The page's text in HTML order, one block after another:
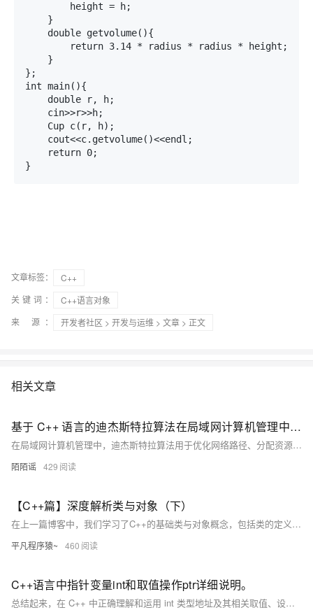
        height = h;
    }
    double getvolume(){
        return 3.14 * radius * radius * height;
    }
};
int main(){
    double r, h;
    cin>>r>>h;
    Cup c(r, h);
    cout<<c.getvolume()<<endl;
    return 0;
}
文章标签：
C++
关键词：
C++语言对象
来 源：
开发者社区 > 开发与运维 > 文章 > 正文
相关文章
基于 C++ 语言的迪杰斯特拉算法在局域网计算机管理中的应用剖析
在局域网计算机管理中，迪杰斯特拉算法用于优化网络路径、分配资源和定位故障节点，确保高效稳定的网络环境。该算法通过计算最短路径，提升数据传输速率与稳定性，实现负载均衡并快速排除故障。C++代码示例展示了其在网络模拟中的应用，为企业信息化建设提供有力支持。
陌陌谣 429
【C++篇】深度解析类与对象（下）
在上一篇博客中，我们学习了C++的基础类与对象概念，包括类的定义、对象的使用和构造函数的作用。在这一篇，我们将深入探讨C++类的一些重要特性，如构造函数的高级用法、类型转换、static成员、友元、内部类、匿名对象，以及对象拷贝优化等。这些内容可以帮助你更好地理解和应用面向对象编程的核心理念，提升代码的健壮性、灵活性和可维护性。
平凡程序猿~ 460
C++语言中指针变量int和取值操作ptr详细说明。
总结起来，在 C++ 中正确理解和运用 int 类型地址及其相关取值、设定等操纵至关重要且基础性强：定义 int 类型 pointer 需加星号；初始化 pointer 需配合 & 取址；读写 pointer 执向之处需配合 * 解引用操纵进行。